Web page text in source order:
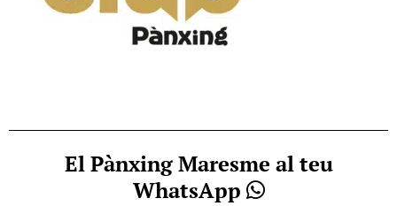
El Pànxing Maresme al teu
WhatsApp